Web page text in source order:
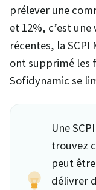
prélever une
et 12%, c’est
récentes, la
ont supprimé les
Sofidynamic se
Une
trouvez
peut
délivrer